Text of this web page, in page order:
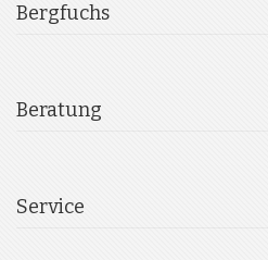
Bergfuchs
Beratung
Service